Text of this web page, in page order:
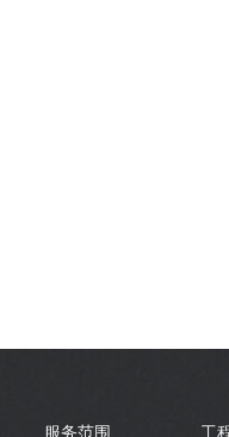
服务范围 工